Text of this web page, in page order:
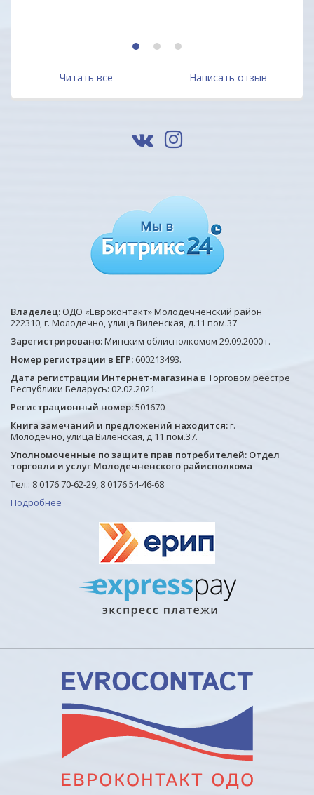
1 2 3
Читать все Написать отзыв
Владелец: ОДО «Евроконтакт» Молодечненский район
222310, г. Молодечно, улица Виленская, д.11 пом.37
Зарегистрировано:Минским облисполкомом 29.09.2000 г.
Номер регистрации в ЕГР: 600213493.
Дата регистрации Интернет-магазина в Торговом реестре
Республики Беларусь: 02.02.2021.
Регистрационный номер:501670
Книга замечаний и предложений находится:г.
Молодечно, улица Виленская, д.11 пом.37.
Уполномоченные по защите прав потребителей: Отдел
торговли и услуг Молодечненского райисполкома
Тел.: 8 0176 70-62-29, 8 0176 54-46-68
Подробнее